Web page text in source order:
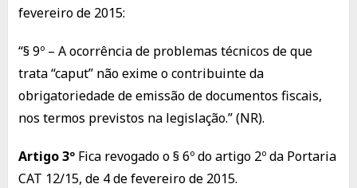
fevereiro de 2015:
“§ 9º – A ocorrência de problemas técnicos de que
trata “caput” não exime o contribuinte da
obrigatoriedade de emissão de documentos fiscais,
nos termos previstos na legislação.” (NR).
Artigo 3ºFica revogado o § 6º do artigo 2º da Portaria
CAT 12/15, de 4 de fevereiro de 2015.